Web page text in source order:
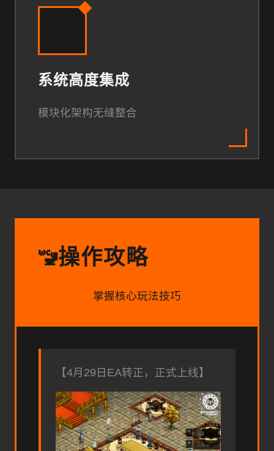
系统高度集成
模块化架构无缝整合
🚾操作攻略
掌握核心玩法技巧
【4月29日EA转正，正式上线】